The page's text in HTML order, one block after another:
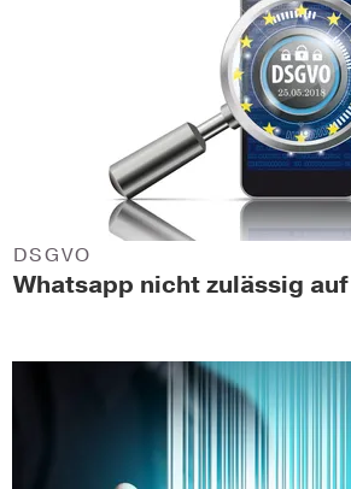
Whatsapp nicht zulässig
DSGVO